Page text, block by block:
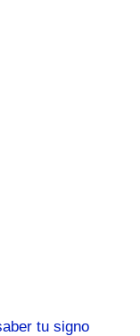
tu signo